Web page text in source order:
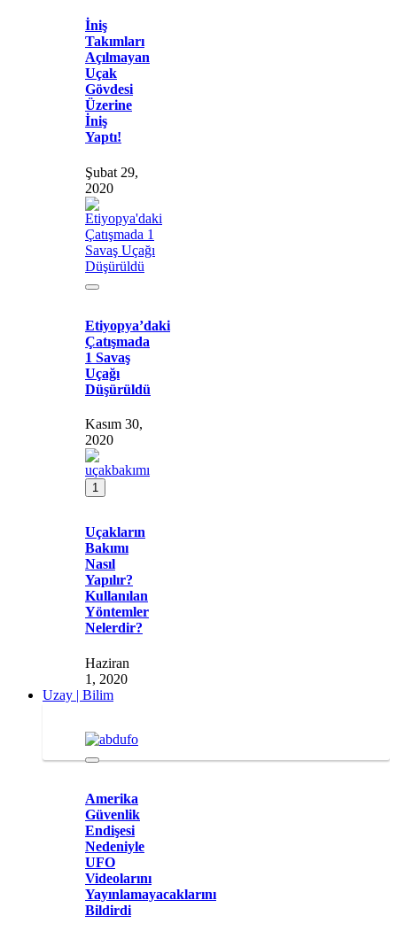
İniş
Takımları
Açılmayan
Uçak
Gövdesi
Üzerine
İniş
Yaptı!
Şubat 29,
2020
Etiyopya’daki
Çatışmada
1 Savaş
Uçağı
Düşürüldü
Kasım 30,
2020
1
Uçakların
Bakımı
Nasıl
Yapılır?
Kullanılan
Yöntemler
Nelerdir?
Haziran
1, 2020
Uzay | Bilim
Amerika
Güvenlik
Endişesi
Nedeniyle
UFO
Videolarını
Yayınlamayacaklarını
Bildirdi